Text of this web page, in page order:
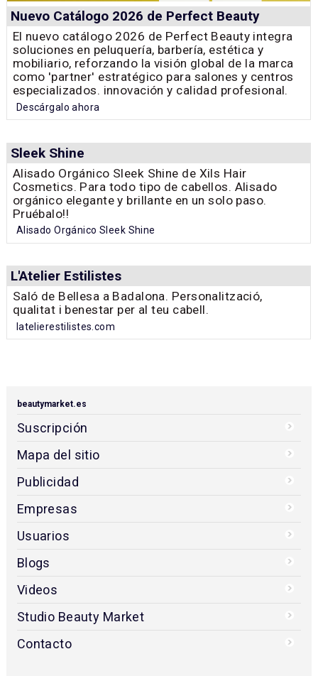
Nuevo Catálogo 2026 de Perfect Beauty
El nuevo catálogo 2026 de Perfect Beauty integra
soluciones en peluquería, barbería, estética y
mobiliario, reforzando la visión global de la marca
como 'partner' estratégico para salones y centros
especializados. innovación y calidad profesional.
Descárgalo ahora
Sleek Shine
Alisado Orgánico Sleek Shine de Xils Hair
Cosmetics. Para todo tipo de cabellos. Alisado
orgánico elegante y brillante en un solo paso.
Pruébalo!!
Alisado Orgánico Sleek Shine
L'Atelier Estilistes
Saló de Bellesa a Badalona. Personalització,
qualitat i benestar per al teu cabell.
latelierestilistes.com
beautymarket.es
Suscripción
Mapa del sitio
Publicidad
Empresas
Usuarios
Blogs
Videos
Studio Beauty Market
Contacto